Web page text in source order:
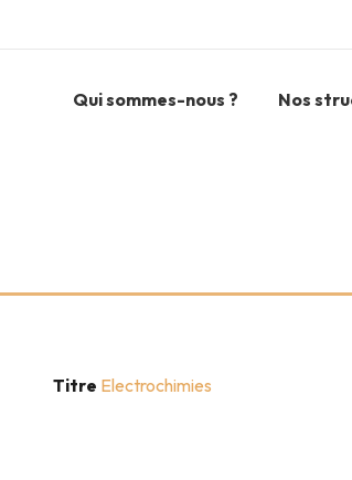
Qui sommes-nous ? Nos
Titre Electrochimies